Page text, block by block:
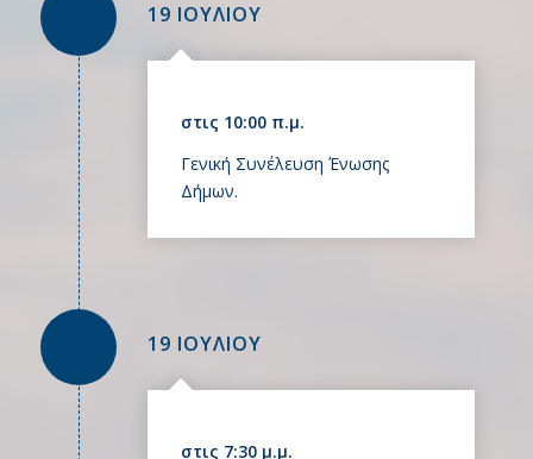
19 ΙΟΥΛΙΟΥ
στις 10:00 π.μ.
Γενική Συνέλευση Ένωσης
Δήμων.
19 ΙΟΥΛΙΟΥ
στις 7:30 μ.μ.